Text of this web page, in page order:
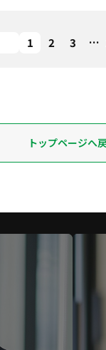
1 2 3 …
トップページへ